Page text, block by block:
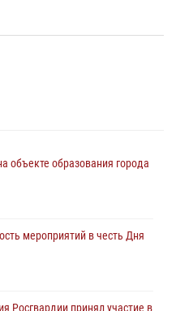
объекте образования города
мероприятий в честь Дня
Росгвардии принял участие в